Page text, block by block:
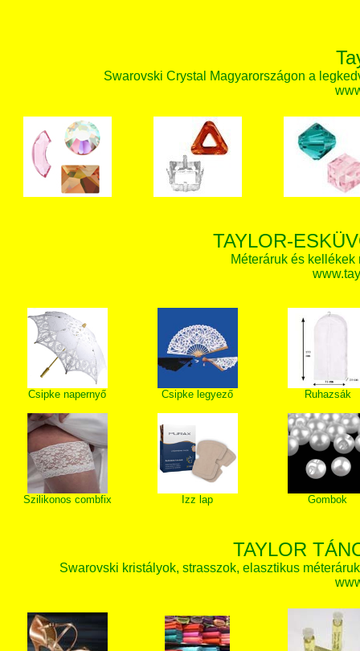
Swarovski Crystal Magyarországon a
TAYLOR-
Méteráruk és
Csipke napernyő Csipke legyező Ruhazsák
Szilikonos combfix Izz lap Gombok
TAYLOR
Swarovski kristályok, strasszok, elasztikus